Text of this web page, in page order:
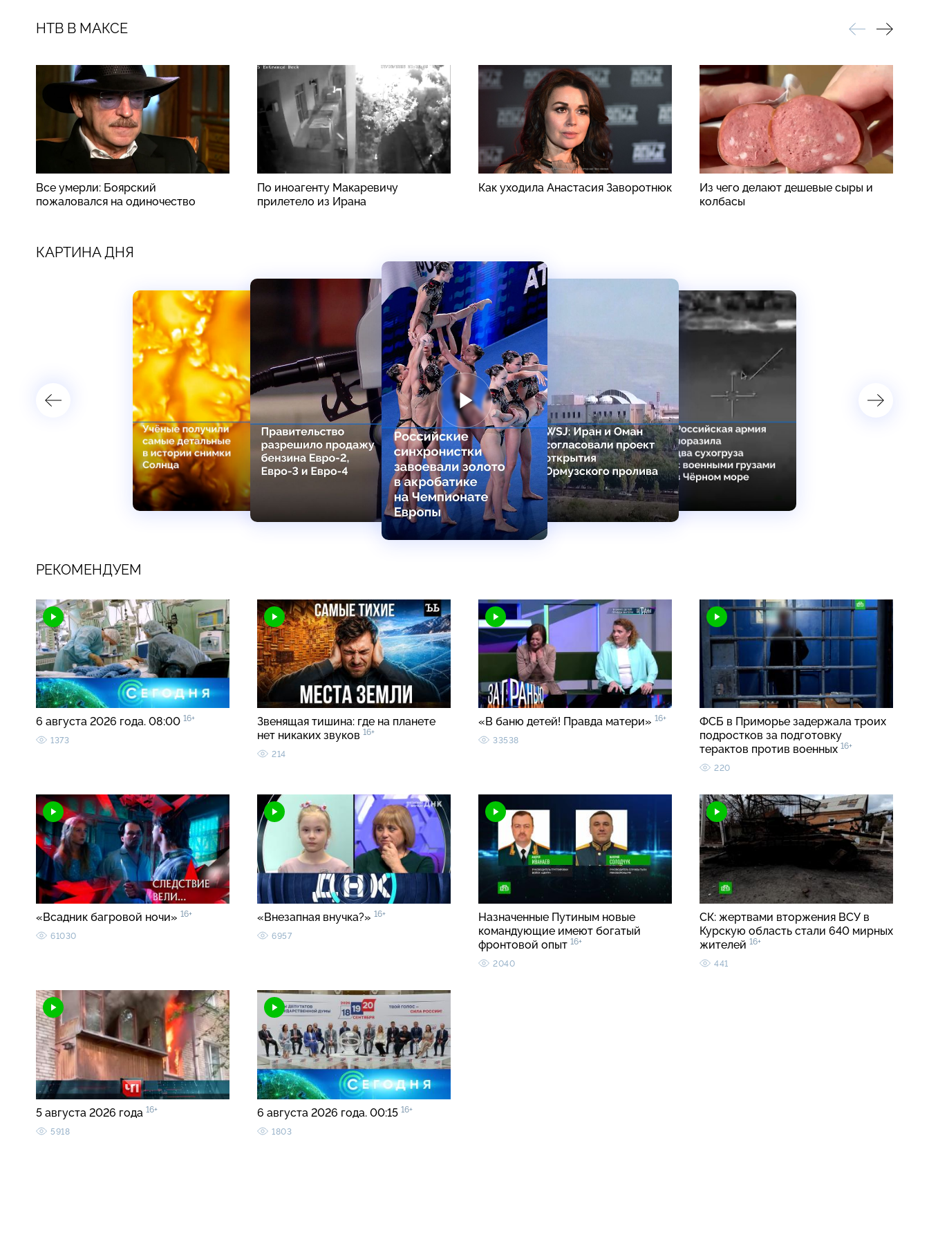
НТВ В МАКСЕ
Все умерли: Боярский
пожаловался на одиночество
По иноагенту Макаревичу
прилетело из Ирана
Как уходила Анастасия Заворотнюк
Из чего делают дешевые сыры и
колбасы
КАРТИНА ДНЯ
РЕКОМЕНДУЕМ
6 августа 2026 года. 08:00 16+
1373
Звенящая тишина: где на планете
нет никаких звуков 16+
214
«В баню детей! Правда матери» 16+
33538
ФСБ в Приморье задержала троих
подростков за подготовку
терактов против военных 16+
220
«Всадник багровой ночи» 16+
61030
«Внезапная внучка?» 16+
6957
Назначенные Путиным новые
командующие имеют богатый
фронтовой опыт 16+
2040
СК: жертвами вторжения ВСУ в
Курскую область стали 640 мирных
жителей 16+
441
5 августа 2026 года 16+
5918
6 августа 2026 года. 00:15 16+
1803